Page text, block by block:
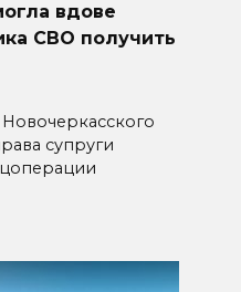
вдове
СВО получить
супруги